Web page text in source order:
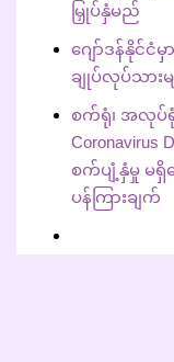
မြှုပ်နှံမည်
ဂျော်ဒန်နို
ချုပ်လုပ်သားမ
စက်ရုံ၊ အလုပ်ရုံ
Coronavirus
စက်ပျံ့နှံမှု မရှိ
ပန်ကြားချက်